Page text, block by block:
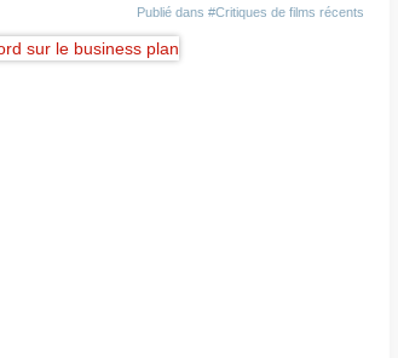
Publié dans #Critiques de films récents